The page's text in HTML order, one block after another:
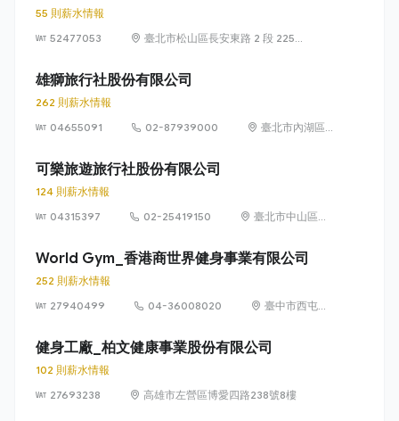
55 則薪水情報
52477053
臺北市松山區長安東路 2 段 225
雄獅旅行社股份有限公司
262 則薪水情報
04655091
02-87939000
臺北市內湖區
可樂旅遊旅行社股份有限公司
124 則薪水情報
04315397
02-25419150
臺北市中山區南
87號9樓、10
樓、13樓
World Gym_香港商世界健身事業有限公司
252 則薪水情報
27940499
04-36008020
臺中市西屯區
36樓(豐邑A8
健身工廠_柏文健康事業股份有限公司
102 則薪水情報
27693238
高雄市左營區博愛四路238號8樓